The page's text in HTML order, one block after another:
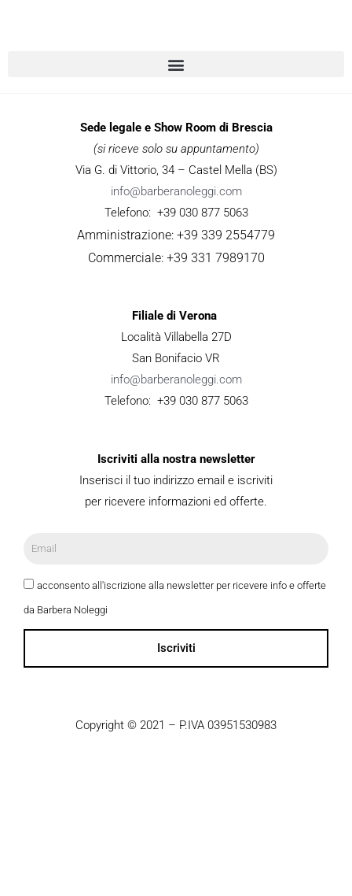
Sede legale e Show Room di Brescia
(si riceve solo su appuntamento)
Via G. di Vittorio, 34 – Castel Mella (BS)
info@barberanoleggi.com
Telefono: +39 030 877 5063
Amministrazione: +39 339 2554779
Commerciale: +39 331 7989170
Filiale di Verona
Località Villabella 27D
San Bonifacio VR
info@barberanoleggi.com
Telefono: +39 030 877 5063
Iscriviti alla nostra newsletter
Inserisci il tuo indirizzo email e iscriviti
per ricevere informazioni ed offerte.
acconsento all'iscrizione alla newsletter per ricevere info e offerte
da Barbera Noleggi
Iscriviti
Copyright © 2021 – P.IVA 03951530983